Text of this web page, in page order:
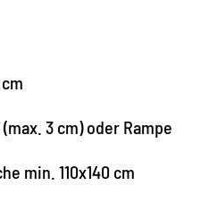
3 cm) oder Rampe
min. 110x140 cm